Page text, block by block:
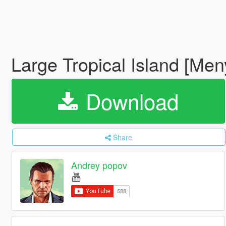
Large Tropical Island
Download
Share
Andrey popov